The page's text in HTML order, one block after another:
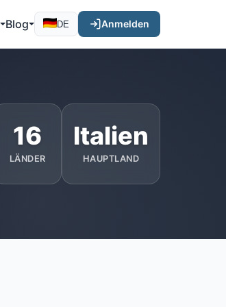
Blog DE Anmelden
16
LÄNDER
Italien
HAUPTLAND